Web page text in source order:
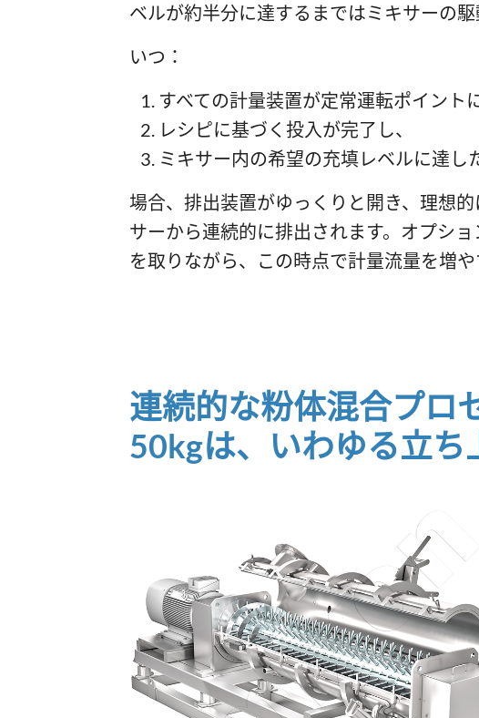
ベルが約半分に達するまではミキサーの駆
いつ：
すべての計量装置が定常運転ポイント
レシピに基づく投入が完了し、
ミキサー内の希望の充填レベルに達し
場合、排出装置がゆっくりと開き、理想
サーから連続的に排出されます。オプシ
を取りながら、この時点で計量流量を増や
連続的な粉体混合プロ
50kgは、いわゆる立ち